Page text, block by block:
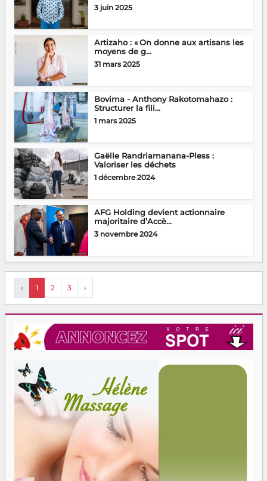
3 juin 2025
Artizaho : « On donne aux artisans les
moyens de g...
31 mars 2025
Bovima - Anthony Rakotomahazo :
Structurer la fili...
1 mars 2025
Gaëlle Randriamanana-Pless :
Valoriser les déchets
1 décembre 2024
AFG Holding devient actionnaire
majoritaire d’Accè...
3 novembre 2024
‹ 1 2 3 ›